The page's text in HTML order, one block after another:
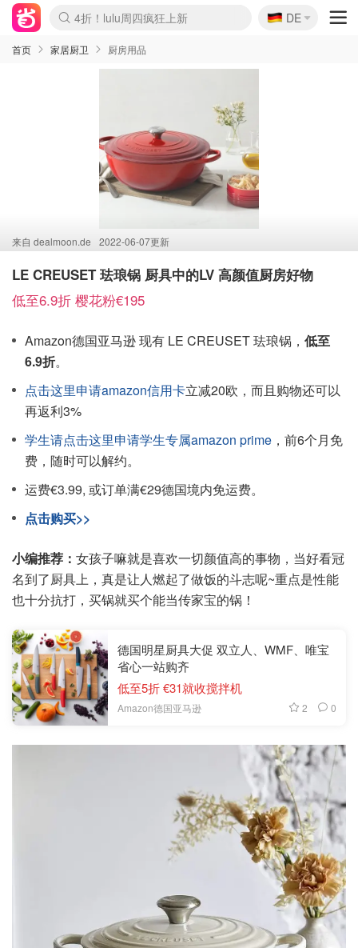
Boticinal 夏促开抢！
4折！lulu周四疯狂上新
还没结束！&OtherStories大促
Joybuy变相75折 随时失效
速领！Stanley独家85折
疑似霸哥！Camper额外叠85折
Zalando 奥莱闪促！每日更新
Moncler反季囤！5折起+叠9折
Coach Brooklyn仅€192
🇩🇪
DE
首页 家居厨卫 厨房用品
来自 dealmoon.de 2022-06-07更新
LE CREUSET 珐琅锅 厨具中的LV 高颜值厨房好物
低至6.9折 樱花粉€195
Amazon德国亚马逊 现有 LE CREUSET 珐琅锅， 低至
6.9折。
点击这里申请amazon信用卡立减20欧，而且购物还可以
再返利3%
学生请点击这里申请学生专属amazon prime ，前6个月免
费，随时可以解约。
运费€3.99, 或订单满€29德国境内免运费。
点击购买>>
小编推荐： 女孩子嘛就是喜欢一切颜值高的事物，当好看冠
名到了厨具上，真是让人燃起了做饭的斗志呢~重点是性能
也十分抗打，买锅就买个能当传家宝的锅！
德国明星厨具大促 双立人、WMF、唯宝
省心一站购齐
低至5折 €31就收搅拌机
Amazon德国亚马逊 2 0